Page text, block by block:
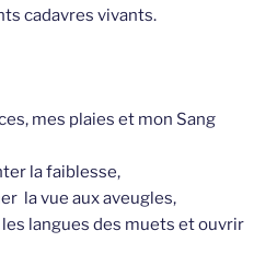
cadavres vivants.
mes plaies et mon Sang
la faiblesse,
la vue aux aveugles,
langues des muets et ouvrir